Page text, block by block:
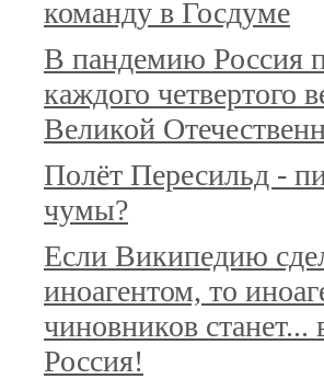
команду в Госдуме
В пандемию Россия
каждого четвертого
Великой
Полёт Пересильд -
чумы?
Если Википедию
иноагентом, то
чиновников станет...
Россия!